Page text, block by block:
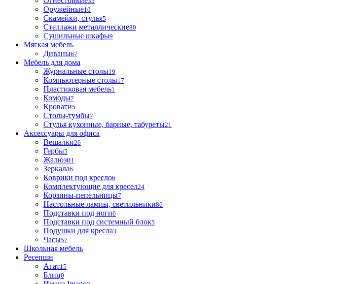
Оружейные10
Скамейки, стулья5
Стеллажи металлические80
Сушильные шкафы9
Мягкая мебель
Диваны67
Мебель для дома
Журнальные столы19
Компьютерные столы17
Пластиковая мебель1
Комоды7
Кровати5
Столы-тумбы7
Стулья кухонные, барные, табуреты21
Аксессуары для офиса
Вешалки26
Гербы5
Жалюзи1
Зеркала6
Коврики под кресло6
Комплектующие для кресел24
Корзины-пепельницы7
Настольные лампы, светильники86
Подставки под ноги6
Подставки под системный блок5
Подушки для кресла3
Часы57
Школьная мебель
Ресепшн
Агат15
Блиц0